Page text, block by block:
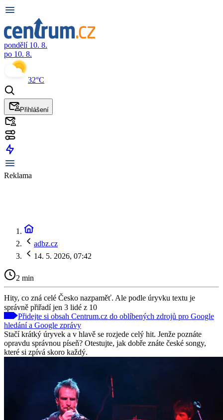
pondělí 10. 8.
po 10. 8.
32°C
Přihlášení
Reklama
adbz.cz
14. 5. 2026, 07:42
2 min
Hity, co zná celé Česko nazpaměť. Ale podle úryvku textu je
správně přiřadí jen 3 lidé z 10
Přidejte si obsah Centrum.cz do oblíbených zdrojů pro Google
hledání a Google zprávy
Stačí krátký úryvek a v hlavě se rozjede celý hit. Jenže poznáte
opravdu správnou píseň? Otestujte, jak dobře znáte české songy,
které si zpívá skoro každý.